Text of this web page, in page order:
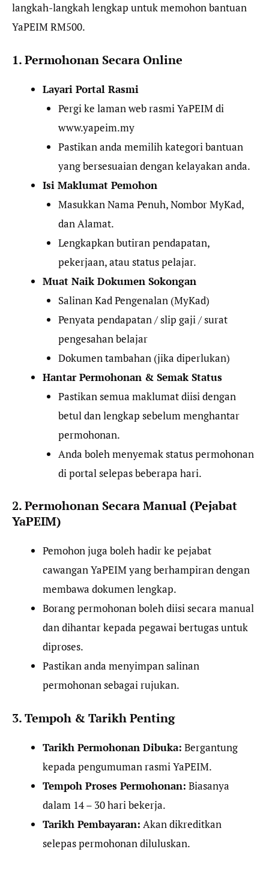
langkah-langkah lengkap untuk memohon bantuan
YaPEIM RM500.
1. Permohonan Secara Online
Layari Portal Rasmi
Pergi ke laman web rasmi YaPEIM di
www.yapeim.my
Pastikan anda memilih kategori bantuan
yang bersesuaian dengan kelayakan anda.
Isi Maklumat Pemohon
Masukkan Nama Penuh, Nombor MyKad,
dan Alamat.
Lengkapkan butiran pendapatan,
pekerjaan, atau status pelajar.
Muat Naik Dokumen Sokongan
Salinan Kad Pengenalan (MyKad)
Penyata pendapatan / slip gaji / surat
pengesahan belajar
Dokumen tambahan (jika diperlukan)
Hantar Permohonan & Semak Status
Pastikan semua maklumat diisi dengan
betul dan lengkap sebelum menghantar
permohonan.
Anda boleh menyemak status permohonan
di portal selepas beberapa hari.
2. Permohonan Secara Manual (Pejabat
YaPEIM)
Pemohon juga boleh hadir ke pejabat
cawangan YaPEIM yang berhampiran dengan
membawa dokumen lengkap.
Borang permohonan boleh diisi secara manual
dan dihantar kepada pegawai bertugas untuk
diproses.
Pastikan anda menyimpan salinan
permohonan sebagai rujukan.
3. Tempoh & Tarikh Penting
Tarikh Permohonan Dibuka: Bergantung
kepada pengumuman rasmi YaPEIM.
Tempoh Proses Permohonan: Biasanya
dalam 14 – 30 hari bekerja.
Tarikh Pembayaran: Akan dikreditkan
selepas permohonan diluluskan.